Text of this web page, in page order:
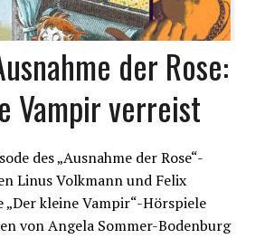
der Rose:
Vampir verreist
des „Ausnahme der Rose“-
Linus Volkmann und Felix
„Der kleine Vampir“-Hörspiele
von Angela Sommer-Bodenburg